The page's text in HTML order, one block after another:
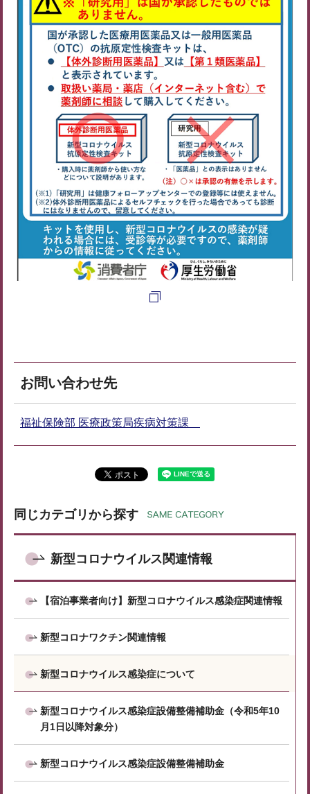
お問い合わせ先
福祉保険部 医療政策局疾病対策課
同じカテゴリから探す
新型コロナウイルス関連情報
【宿泊事業者向け】新型コロナウイルス感染症関連情報
新型コロナワクチン関連情報
新型コロナウイルス感染症について
新型コロナウイルス感染症設備整備補助金（令和5年10
月1日以降対象分）
新型コロナウイルス感染症設備整備補助金